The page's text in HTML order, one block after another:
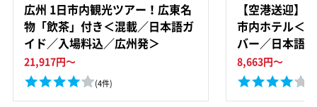
広州 1日市内観光ツアー！広東名
物「飲茶」付き＜混載／日本語ガ
イド／入場料込／広州発＞
21,917円～
(4件)
【空港送迎】
市内ホテル＜
バー／日本語
＞
8,663円～